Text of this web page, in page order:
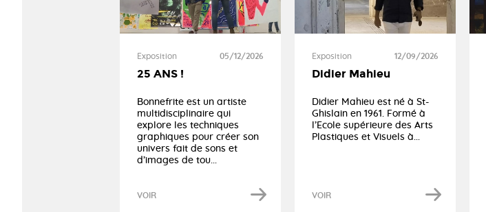
Exposition 05/12/2026
25 ANS !
Bonnefrite est un artiste
multidisciplinaire qui
explore les techniques
graphiques pour créer son
univers fait de sons et
d’images de tou...
VOIR
Exposition 12/09/2026
Didier Mahieu
Didier Mahieu est né à St-
Ghislain en 1961. Formé à
l’Ecole supérieure des Arts
Plastiques et Visuels à...
VOIR